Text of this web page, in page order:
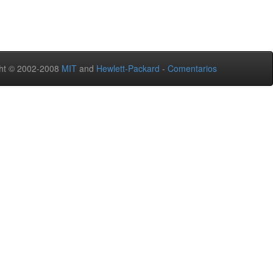
© 2002-2008 MIT and Hewlett-Packard - Comentarios